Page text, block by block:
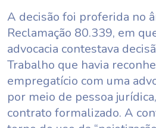
A decisão foi proferida no
Reclamação 80.339, em
advocacia contestava
Trabalho que havia
empregatício com uma
por meio de pessoa
contrato formalizado. A